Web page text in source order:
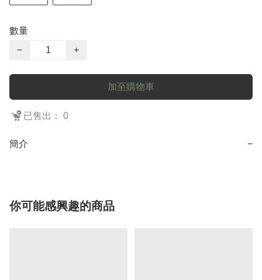
數量
−
+
加至購物車
已售出： 0
簡介 −
你可能感興趣的商品